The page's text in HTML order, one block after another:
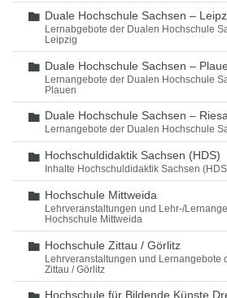
Ordner
Duale Hochschule Sachsen –
Lernabgebote der Dualen Hochschule
Leipzig
Ordner
Duale Hochschule Sachsen –
Lernangebote der Dualen Hochschule
Plauen
Ordner
Duale Hochschule Sachsen –
Lernangebote der Dualen Hochschule
Ordner
Hochschuldidaktik Sachsen (HDS)
Inhalte Hochschuldidaktik Sachsen
Ordner
Hochschule Mittweida
Lehrveranstaltungen und Lehr-/
Hochschule Mittweida
Ordner
Hochschule Zittau / Görlitz
Lehrveranstaltungen und Lernangebote
Zittau / Görlitz
Hochschule für Bildende Künste